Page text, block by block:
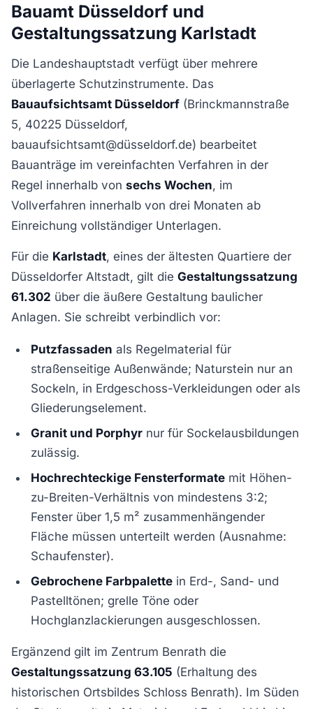
Bauamt Düsseldorf und
Gestaltungssatzung Karlstadt
Die Landeshauptstadt verfügt über mehrere
überlagerte Schutzinstrumente. Das
Bauaufsichtsamt Düsseldorf (Brinckmannstraße
5, 40225 Düsseldorf,
bauaufsichtsamt@düsseldorf.de) bearbeitet
Bauanträge im vereinfachten Verfahren in der
Regel innerhalb von sechs Wochen, im
Vollverfahren innerhalb von drei Monaten ab
Einreichung vollständiger Unterlagen.
Für die Karlstadt, eines der ältesten Quartiere der
Düsseldorfer Altstadt, gilt die Gestaltungssatzung
61.302 über die äußere Gestaltung baulicher
Anlagen. Sie schreibt verbindlich vor:
Putzfassaden als Regelmaterial für
straßenseitige Außenwände; Naturstein nur an
Sockeln, in Erdgeschoss-Verkleidungen oder als
Gliederungselement.
Granit und Porphyr nur für Sockelausbildungen
zulässig.
Hochrechteckige Fensterformate mit Höhen-
zu-Breiten-Verhältnis von mindestens 3:2;
Fenster über 1,5 m² zusammenhängender
Fläche müssen unterteilt werden (Ausnahme:
Schaufenster).
Gebrochene Farbpalette in Erd-, Sand- und
Pastelltönen; grelle Töne oder
Hochglanzlackierungen ausgeschlossen.
Ergänzend gilt im Zentrum Benrath die
Gestaltungssatzung 63.105 (Erhaltung des
historischen Ortsbildes Schloss Benrath). Im Süden